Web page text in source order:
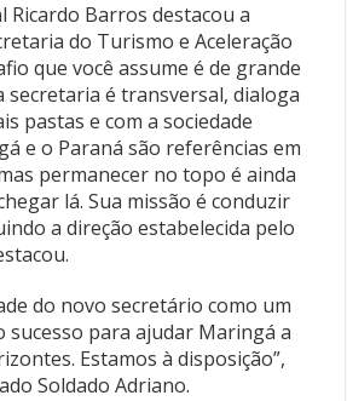
Ricardo Barros destacou a
do Turismo e Aceleração
que você assume é de grande
secretaria é transversal, dialoga
pastas e com a sociedade
e o Paraná são referências em
permanecer no topo é ainda
lá. Sua missão é conduzir
a direção estabelecida pelo
do novo secretário como um
sucesso para ajudar Maringá a
Estamos à disposição”,
Soldado Adriano.